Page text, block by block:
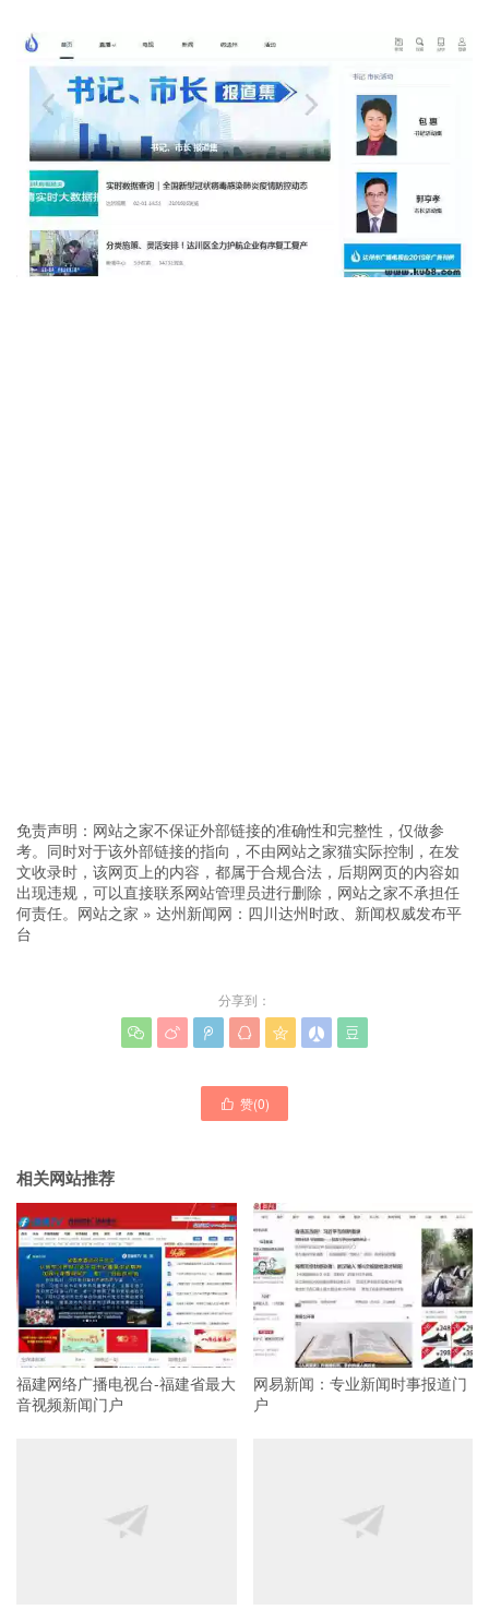
免责声明：网站之家不保证外部链接的准确性和完整性，仅做参
考。同时对于该外部链接的指向，不由网站之家猫实际控制，在发
文收录时，该网页上的内容，都属于合规合法，后期网页的内容如
出现违规，可以直接联系网站管理员进行删除，网站之家不承担任
何责任。 网站之家 » 达州新闻网：四川达州时政、新闻权威发布平
台
分享到：
      
 赞(0)
相关网站推荐
福建网络广播电视台-福建省最大
音视频新闻门户
网易新闻：专业新闻时事报道门
户